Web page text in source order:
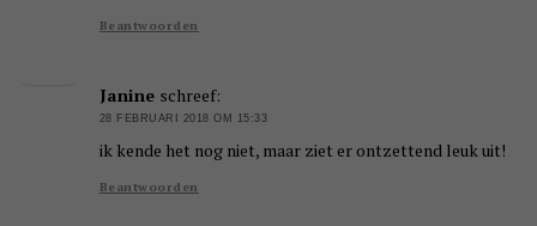
Beantwoorden
Janine schreef:
28 FEBRUARI 2018 OM 15:33
ik kende het nog niet, maar ziet er ontzettend leuk uit!
Beantwoorden